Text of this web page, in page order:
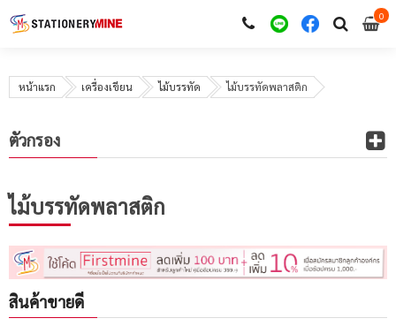
00
หน้าแรก เครื่องเขียน ไม้บรรทัด ไม้บรรทัดพลาสติก
ไม้บรรทัดพลาสติก
สินค้าขายดี
ตัวกรอง